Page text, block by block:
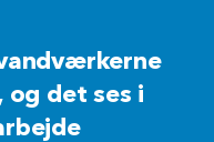
og det ses i